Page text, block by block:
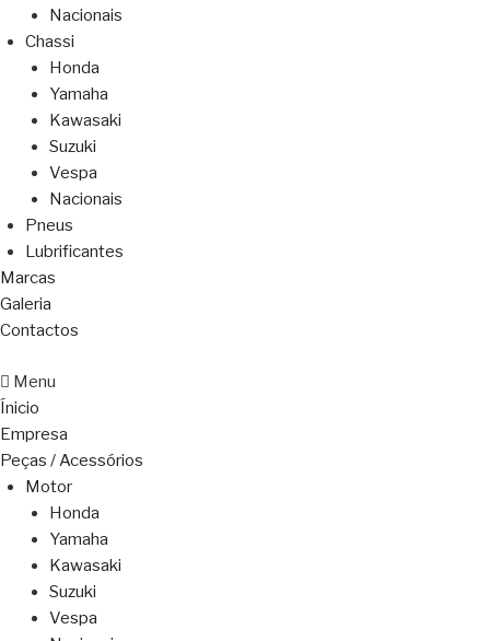
Nacionais
Chassi
Honda
Yamaha
Kawasaki
Suzuki
Vespa
Nacionais
Pneus
Lubrificantes
Marcas
Galeria
Contactos
Menu
Ínicio
Empresa
Peças / Acessórios
Motor
Honda
Yamaha
Kawasaki
Suzuki
Vespa